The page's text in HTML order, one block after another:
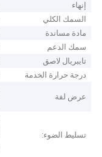
إنهاء
السمك الكلي
مادة مساندة
سمك الدعم
تايبريال لاصق
درجة حرارة الخدمة
عرض لفة
تسليط الضوء: